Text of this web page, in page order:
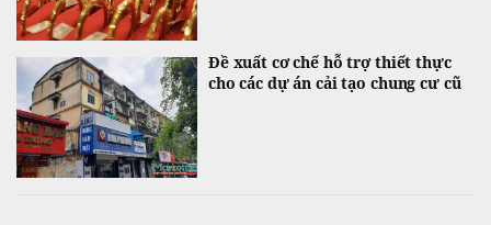
Đề xuất cơ chế hỗ trợ thiết thực
cho các dự án cải tạo chung cư cũ